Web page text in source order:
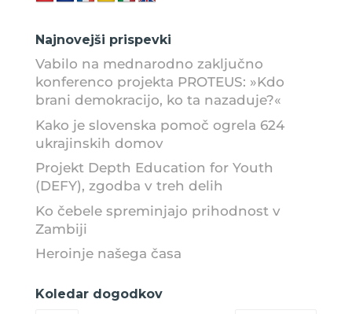
Najnovejši prispevki
Vabilo na mednarodno zaključno
konferenco projekta PROTEUS: »Kdo
brani demokracijo, ko ta nazaduje?«
Kako je slovenska pomoč ogrela 624
ukrajinskih domov
Projekt Depth Education for Youth
(DEFY), zgodba v treh delih
Ko čebele spreminjajo prihodnost v
Zambiji
Heroinje našega časa
Koledar dogodkov